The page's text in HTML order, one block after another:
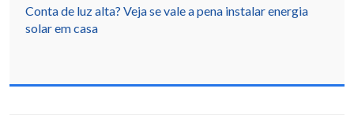
Conta de luz alta? Veja se vale a pena instalar energia
solar em casa